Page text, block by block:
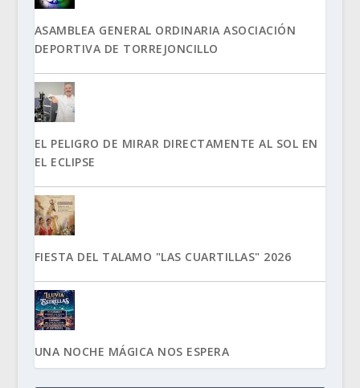
ASAMBLEA GENERAL ORDINARIA ASOCIACIÓN
DEPORTIVA DE TORREJONCILLO
EL PELIGRO DE MIRAR DIRECTAMENTE AL SOL EN
EL ECLIPSE
FIESTA DEL TALAMO "LAS CUARTILLAS" 2026
UNA NOCHE MÁGICA NOS ESPERA